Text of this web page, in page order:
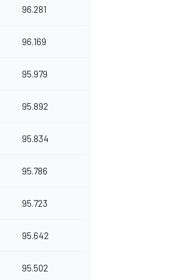
96.281
96.169
95.979
95.892
95.834
95.786
95.723
95.642
95.502